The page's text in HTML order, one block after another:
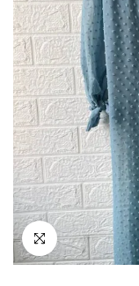
انقر للتكبير